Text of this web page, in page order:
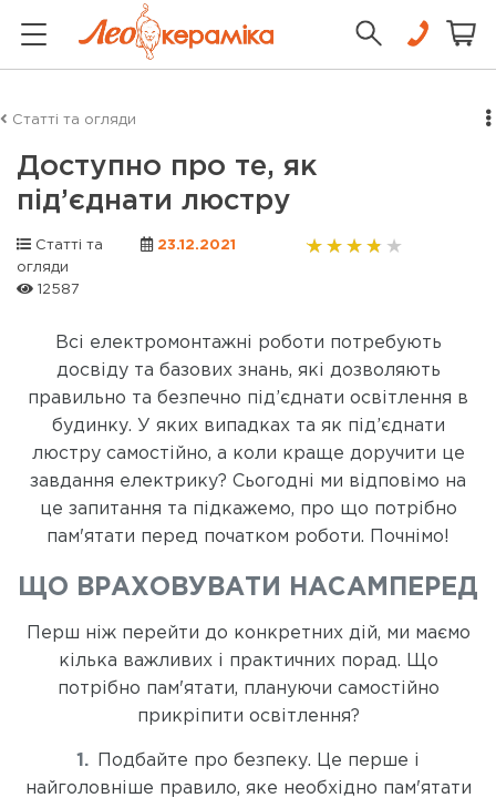
Статті та огляди
Доступно про те, як
під’єднати люстру
Статті та
огляди
23.12.2021
12587
Всі електромонтажні роботи потребують
досвіду та базових знань, які дозволяють
правильно та безпечно під’єднати освітлення в
будинку. У яких випадках та як під’єднати
люстру самостійно, а коли краще доручити це
завдання електрику? Сьогодні ми відповімо на
це запитання та підкажемо, про що потрібно
пам'ятати перед початком роботи. Почнімо!
ЩО ВРАХОВУВАТИ НАСАМПЕРЕД
Перш ніж перейти до конкретних дій, ми маємо
кілька важливих і практичних порад. Що
потрібно пам'ятати, плануючи самостійно
прикріпити освітлення?
Подбайте про безпеку. Це перше і
найголовніше правило, яке необхідно пам'ятати